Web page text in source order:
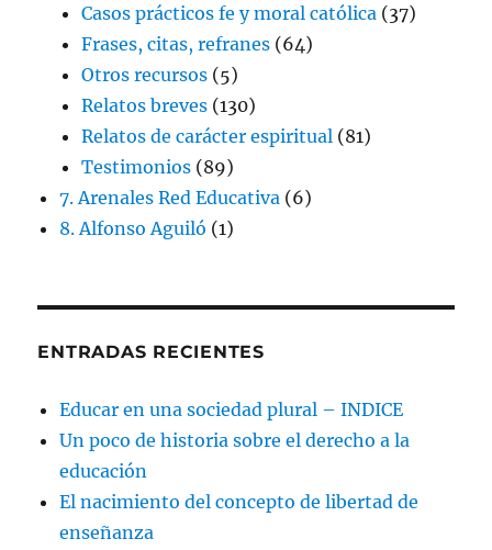
Casos prácticos fe y moral católica (37)
Frases, citas, refranes (64)
Otros recursos (5)
Relatos breves (130)
Relatos de carácter espiritual (81)
Testimonios (89)
7. Arenales Red Educativa (6)
8. Alfonso Aguiló (1)
ENTRADAS RECIENTES
Educar en una sociedad plural – INDICE
Un poco de historia sobre el derecho a la
educación
El nacimiento del concepto de libertad de
enseñanza